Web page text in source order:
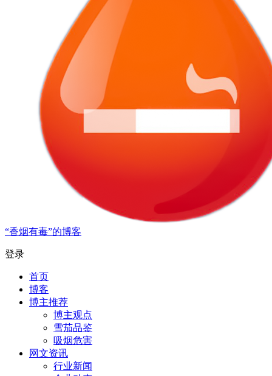
“香烟有毒”的博客
登录
首页
博客
博主推荐
博主观点
雪茄品鉴
吸烟危害
网文资讯
行业新闻